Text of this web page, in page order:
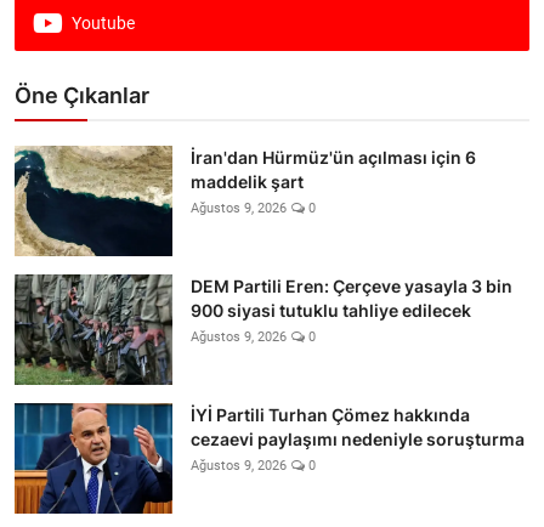
Youtube
Öne Çıkanlar
İran'dan Hürmüz'ün açılması için 6
maddelik şart
Ağustos 9, 2026 0
DEM Partili Eren: Çerçeve yasayla 3 bin
900 siyasi tutuklu tahliye edilecek
Ağustos 9, 2026 0
İYİ Partili Turhan Çömez hakkında
cezaevi paylaşımı nedeniyle soruşturma
Ağustos 9, 2026 0